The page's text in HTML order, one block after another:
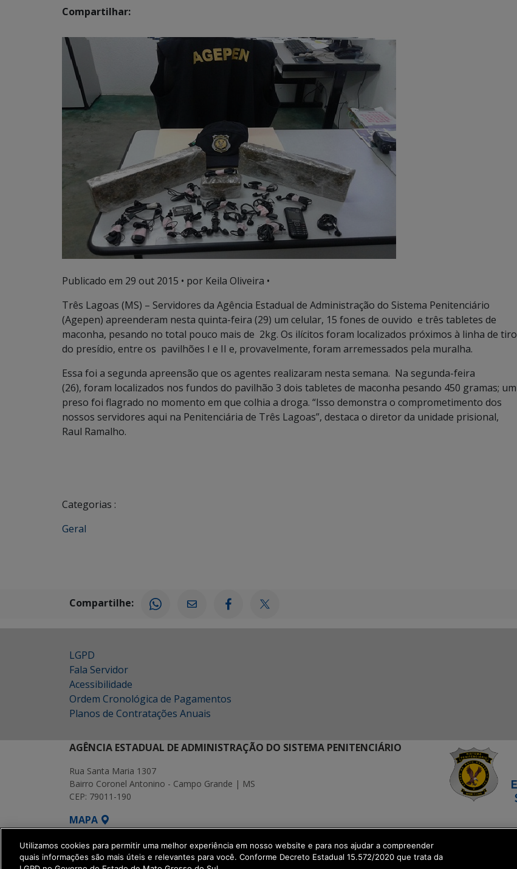
Compartilhar:
Publicado em 29 out 2015 • por Keila Oliveira •
Três Lagoas (MS) – Servidores da Agência Estadual de Administração do Sistema Penitenciário
(Agepen) apreenderam nesta quinta-feira (29) um celular, 15 fones de ouvido e três tabletes de
maconha, pesando no total pouco mais de 2kg. Os ilícitos foram localizados próximos à linha de tiro
do presídio, entre os pavilhões I e II e, provavelmente, foram arremessados pela muralha.
Essa foi a segunda apreensão que os agentes realizaram nesta semana. Na segunda-feira
(26), foram localizados nos fundos do pavilhão 3 dois tabletes de maconha pesando 450 gramas; um
preso foi flagrado no momento em que colhia a droga. “Isso demonstra o comprometimento dos
nossos servidores aqui na Penitenciária de Três Lagoas”, destaca o diretor da unidade prisional,
Raul Ramalho.
Categorias :
Geral
Compartilhe:
LGPD
Fala Servidor
Acessibilidade
Ordem Cronológica de Pagamentos
Planos de Contratações Anuais
AGÊNCIA ESTADUAL DE ADMINISTRAÇÃO DO SISTEMA PENITENCIÁRIO
Rua Santa Maria 1307
Bairro Coronel Antonino - Campo Grande | MS
CEP: 79011-190
MAPA
SETDIG | Secretaria-Executiva de Transformação Digital
Utilizamos cookies para permitir uma melhor experiência em nosso website e para nos ajudar a compreender
quais informações são mais úteis e relevantes para você. Conforme Decreto Estadual 15.572/2020 que trata da